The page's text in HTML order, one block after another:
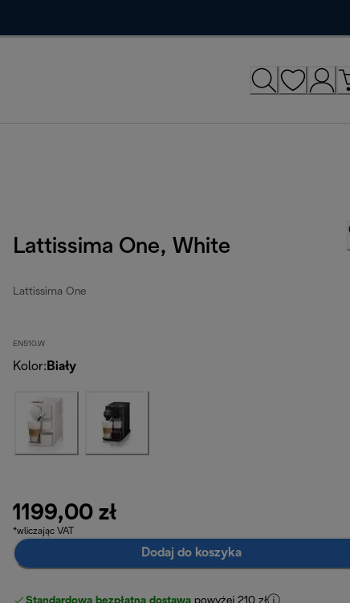
Lattissima One, White
Lattissima One
EN510.W
Kolor: Biały
1199,00 zł
*wliczając VAT
Dodaj do koszyka
Standardowa bezpłatna dostawa powyżej 210 zł